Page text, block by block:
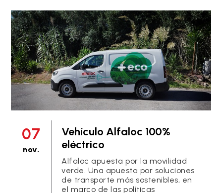
07
nov.
Vehículo Alfaloc 100%
eléctrico
Alfaloc apuesta por la movilidad
verde. Una apuesta por soluciones
de transporte más sostenibles, en
el marco de las políticas